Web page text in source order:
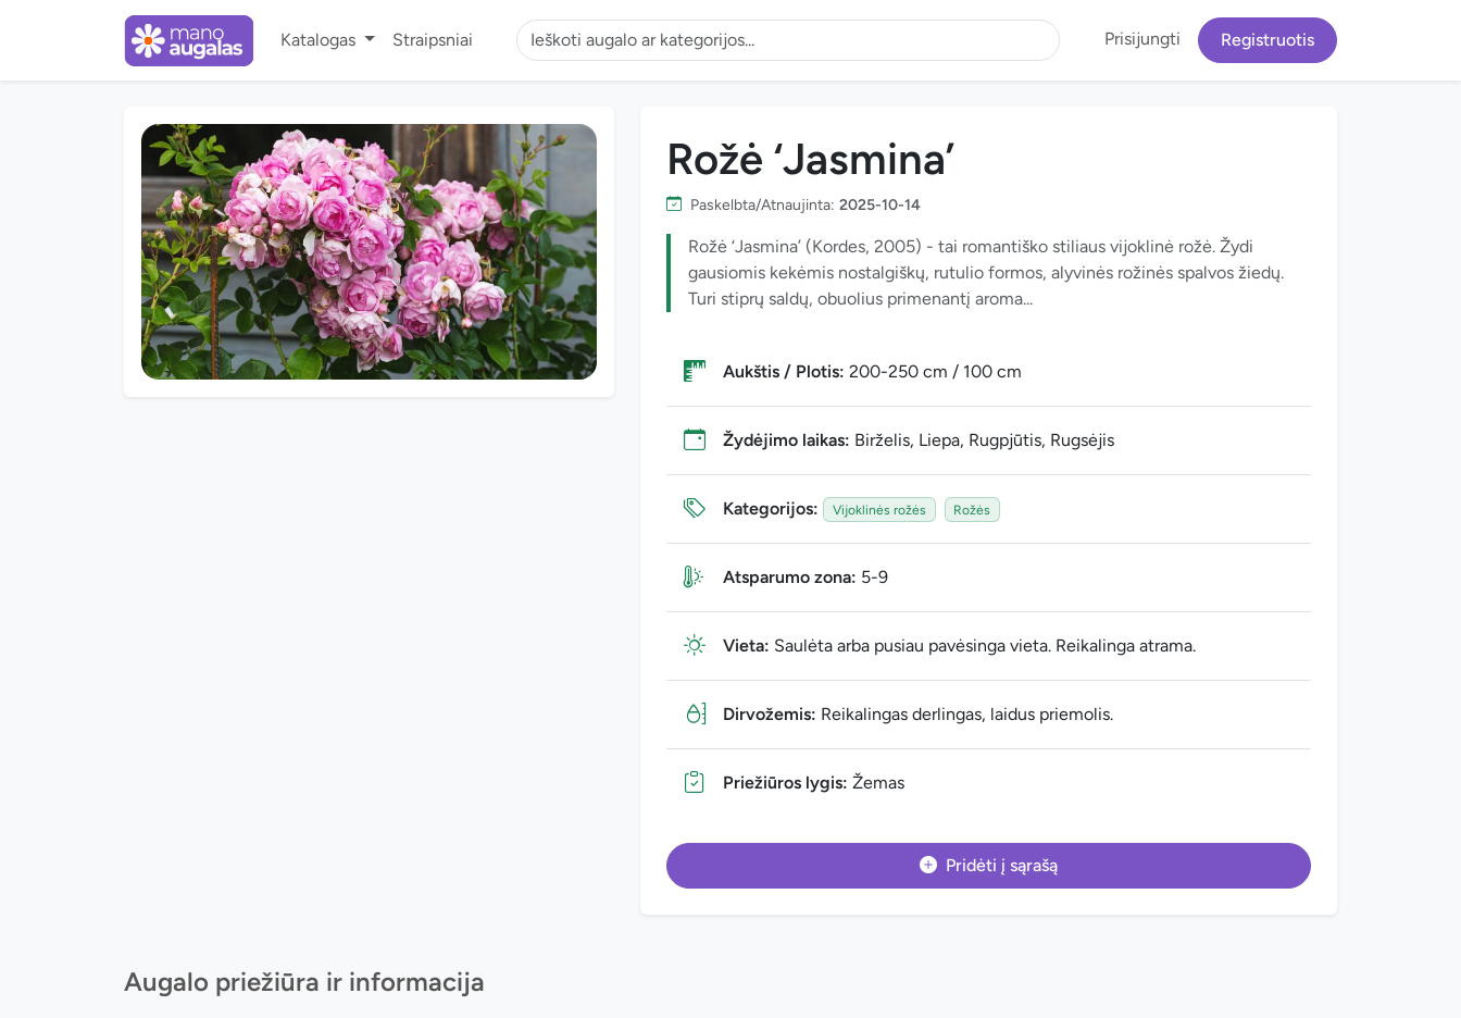
Katalogas Straipsniai Prisijungti Registruotis
Rožė ‘Jasmina’
Paskelbta/Atnaujinta: 2025-10-14
Rožė ‘Jasmina’ (Kordes, 2005) - tai romantiško stiliaus vijoklinė rožė. Žydi
gausiomis kekėmis nostalgiškų, rutulio formos, alyvinės rožinės spalvos žiedų.
Turi stiprų saldų, obuolius primenantį aroma...
Aukštis / Plotis: 200-250 cm / 100 cm
Žydėjimo laikas: Birželis, Liepa, Rugpjūtis, Rugsėjis
Kategorijos: Vijoklinės rožės Rožės
Atsparumo zona: 5-9
Vieta: Saulėta arba pusiau pavėsinga vieta. Reikalinga atrama.
Dirvožemis: Reikalingas derlingas, laidus priemolis.
Priežiūros lygis: Žemas
Pridėti į sąrašą
Augalo priežiūra ir informacija